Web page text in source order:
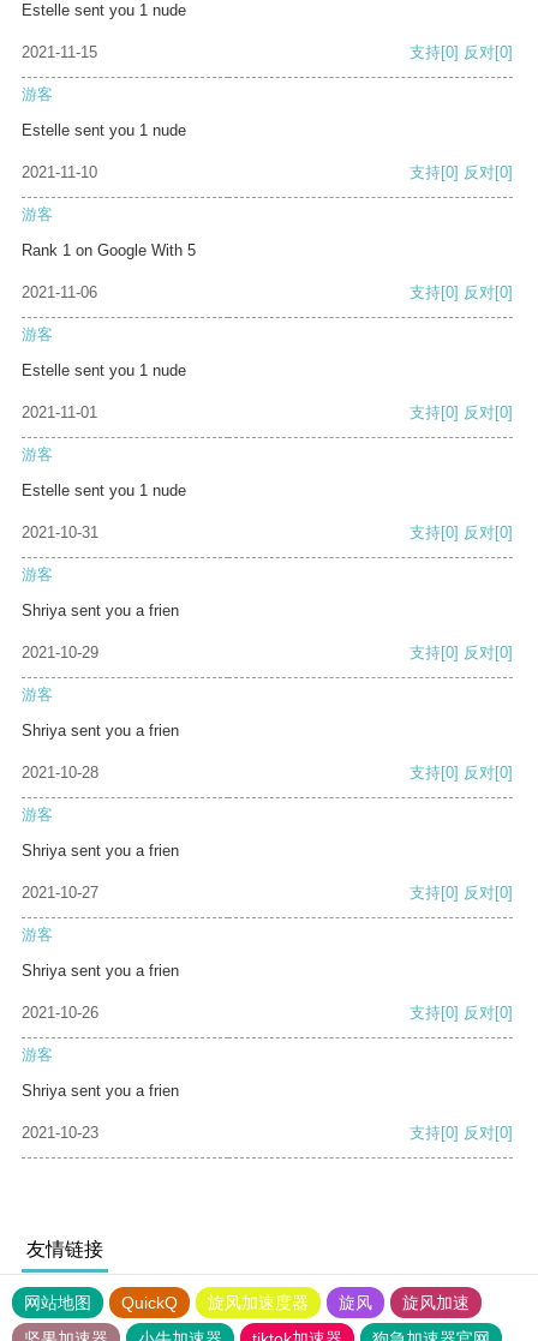
Estelle sent you 1 nude
2021-11-15 支持[0] 反对[0]
游客
Estelle sent you 1 nude
2021-11-10 支持[0] 反对[0]
游客
Rank 1 on Google With 5
2021-11-06 支持[0] 反对[0]
游客
Estelle sent you 1 nude
2021-11-01 支持[0] 反对[0]
游客
Estelle sent you 1 nude
2021-10-31 支持[0] 反对[0]
游客
Shriya sent you a frien
2021-10-29 支持[0] 反对[0]
游客
Shriya sent you a frien
2021-10-28 支持[0] 反对[0]
游客
Shriya sent you a frien
2021-10-27 支持[0] 反对[0]
游客
Shriya sent you a frien
2021-10-26 支持[0] 反对[0]
游客
Shriya sent you a frien
2021-10-23 支持[0] 反对[0]
友情链接
网站地图 QuickQ 旋风加速度器 旋风
旋风加速